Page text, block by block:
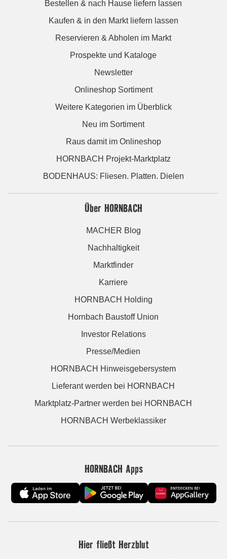
Bestellen & nach Hause liefern lassen
Kaufen & in den Markt liefern lassen
Reservieren & Abholen im Markt
Prospekte und Kataloge
Newsletter
Onlineshop Sortiment
Weitere Kategorien im Überblick
Neu im Sortiment
Raus damit im Onlineshop
HORNBACH Projekt-Marktplatz
BODENHAUS: Fliesen. Platten. Dielen
Über HORNBACH
MACHER Blog
Nachhaltigkeit
Marktfinder
Karriere
HORNBACH Holding
Hornbach Baustoff Union
Investor Relations
Presse/Medien
HORNBACH Hinweisgebersystem
Lieferant werden bei HORNBACH
Marktplatz-Partner werden bei HORNBACH
HORNBACH Werbeklassiker
HORNBACH Apps
Hier fließt Herzblut